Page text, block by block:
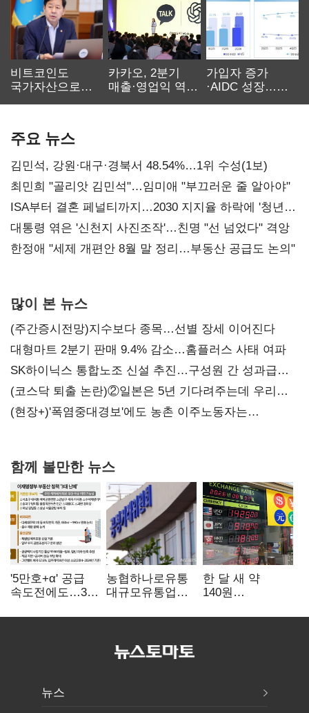
비트코인도
국가자산으로…'
카카오, 2분기
매출·영업익 역대
가입자 증가
·AIDC 성장…
주요 뉴스
김민석, 강원·대구·경북서 48.54%…1위 수성(1보)
최민희 "골리앗 김민석"…임미애 "부끄러운 줄 알아야"
ISA부터 결혼 페널티까지…2030 지지율 하락에 '청년
챙기기'
대통령 엮은 '신천지 사진조작'…친명 "선 넘었다" 격앙
한정애 "세제 개편안 8월 말 정리…부동산 공급도 논의"
많이 본 뉴스
(주간증시전망)지수보다 종목…선별 장세 이어진다
대형마트 2분기 판매 9.4% 감소…홈플러스 사태 여파
SK하이닉스 통합노조 신설 추진…구성원 간 성과급
불만 확산
(코스닥 퇴출 논란)②일본은 5년 기다려주는데 우리는
당장 퇴출?…시간만으론 부족한 코스닥 구하기
(현장+)'폭염중대경보'에도 농촌 이주노동자는
함께 볼만한 뉴스
'5만호+α' 공급
속도전에도…3대
농협하나로유통
대규모유통업법
공정위, 과징금
부과
한 달 새 약
140원
엔저'에 원화
뉴스